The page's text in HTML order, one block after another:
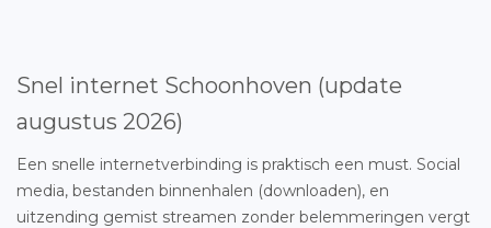
Snel internet Schoonhoven (update
augustus 2026)
Een snelle internetverbinding is praktisch een must. Social
media, bestanden binnenhalen (downloaden), en
uitzending gemist streamen zonder belemmeringen vergt